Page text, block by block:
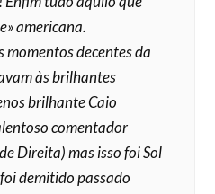
americana.
momentos decentes da
às brilhantes
brilhante Caio
comentador
Direita) mas isso foi Sol
demitido passado